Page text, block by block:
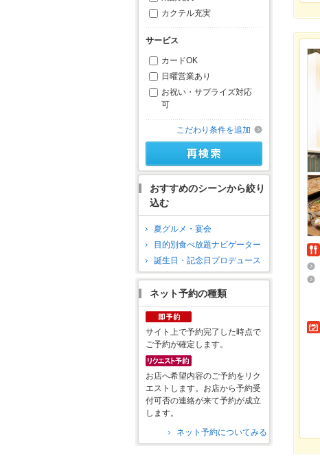
カクテル充実
サービス
カードOK
日曜営業あり
お祝い・サプライズ対応
可
こだわり条件を追加
おすすめのシーンから絞り
込む
夏グルメ・宴会
目的別食べ放題ナビゲーター
誕生日・記念日プロデュース
ネット予約の種類
サイト上で予約完了した時点で
ご予約が確定します。
お店へ希望内容のご予約をリク
エストします。お店から予約受
付可否の連絡が来て予約が成立
します。
ネット予約についてみる